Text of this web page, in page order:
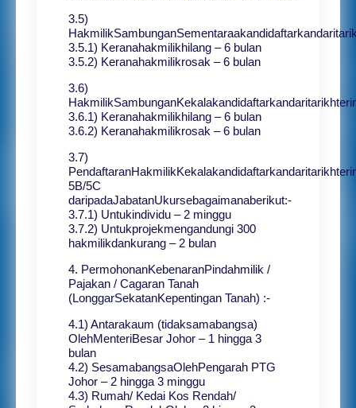
3.5)
3.5.1) Keranahakmilikhilang – 6 bulan
3.5.2) Keranahakmilikrosak – 6 bulan
3.6)
3.6.1) Keranahakmilikhilang – 6 bulan
3.6.2) Keranahakmilikrosak – 6 bulan
3.7)
5B/5C
daripadaJabatanUkursebagaimanaberikut:-
3.7.1) Untukindividu – 2 minggu
3.7.2) Untukprojekmengandungi 300
hakmilikdankurang – 2 bulan
4. PermohonanKebenaranPindahmilik /
Pajakan / Cagaran Tanah
(LonggarSekatanKepentingan Tanah) :-
4.1) Antarakaum (tidaksamabangsa)
OlehMenteriBesar Johor – 1 hingga 3
bulan
4.2) SesamabangsaOlehPengarah PTG
Johor – 2 hingga 3 minggu
4.3) Rumah/ Kedai Kos Rendah/